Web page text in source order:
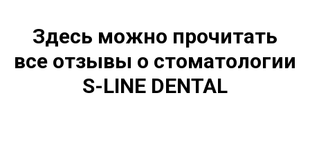
Здесь можно прочитать
все отзывы о стоматологии
S-LINE DENTAL